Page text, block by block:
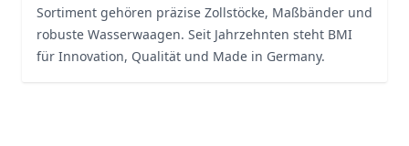
Sortiment gehören präzise Zollstöcke, Maßbänder und
robuste Wasserwaagen. Seit Jahrzehnten steht BMI
für Innovation, Qualität und Made in Germany.